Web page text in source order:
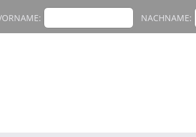
NACHNAME: